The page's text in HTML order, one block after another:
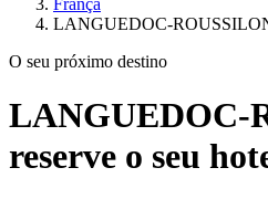
França
LANGUEDOC-
O seu próximo destino
LANGUEDOC-
reserve o seu